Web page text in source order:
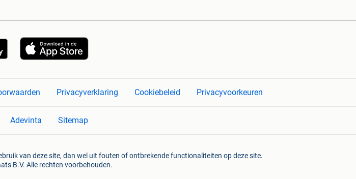
Privacyverklaring Cookiebeleid Privacyvoorkeuren
Adevinta Sitemap
van deze site, dan wel uit fouten of ontbrekende functionaliteiten op deze site.
B.V. Alle rechten voorbehouden.